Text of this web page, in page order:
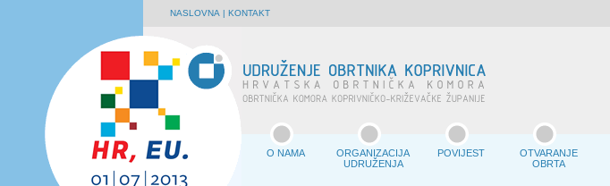
NASLOVNA | KONTAKT
O NAMA
ORGANIZACIJA
UDRUŽENJA
POVIJEST
OTVARANJE
OBRTA